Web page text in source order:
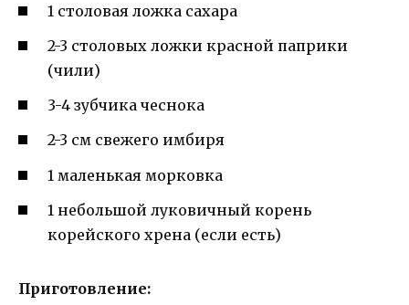
1 столовая ложка сахара
2-3 столовых ложки красной паприки
(чили)
3-4 зубчика чеснока
2-3 см свежего имбиря
1 маленькая морковка
1 небольшой луковичный корень
корейского хрена (если есть)
Приготовление: